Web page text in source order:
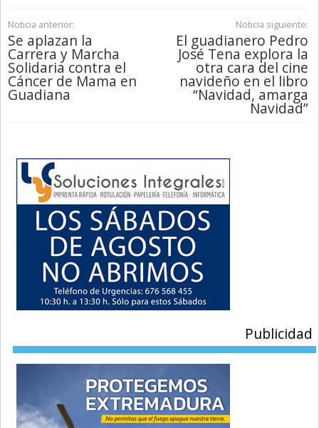
Noticia anterior:
Se aplazan la
Carrera y Marcha
Solidaria contra el
Cáncer de Mama en
Guadiana
Noticia siguiente:
El guadianero Pedro
José Tena explora la
otra cara del cine
navideño en el libro
“Navidad, amarga
Navidad”
Publicidad